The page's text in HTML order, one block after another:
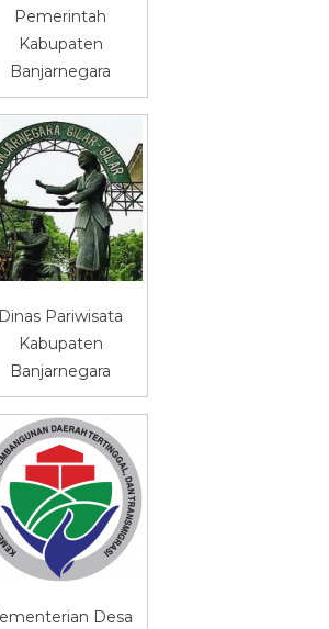
Pemerintah
Kabupaten
Banjarnegara
Dinas Pariwisata
Kabupaten
Banjarnegara
Desa